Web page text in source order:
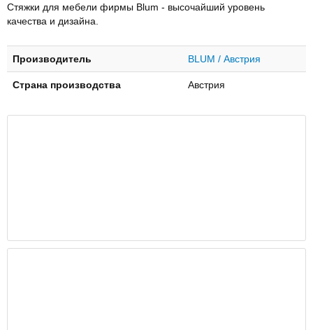
Стяжки для мебели фирмы Blum - высочайший уровень
качества и дизайна.
Производитель BLUM / Австрия
Страна производства Австрия